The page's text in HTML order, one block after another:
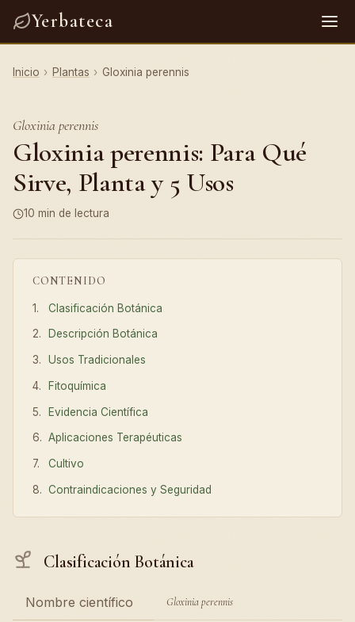
Yerbateca
Inicio › Plantas › Gloxinia perennis
Gloxinia perennis
Gloxinia perennis: Para Qué
Sirve, Planta y 5 Usos
10 min de lectura
CONTENIDO
Clasificación Botánica
Descripción Botánica
Usos Tradicionales
Fitoquímica
Evidencia Científica
Aplicaciones Terapéuticas
Cultivo
Contraindicaciones y Seguridad
Clasificación Botánica
Nombre científico Gloxinia perennis